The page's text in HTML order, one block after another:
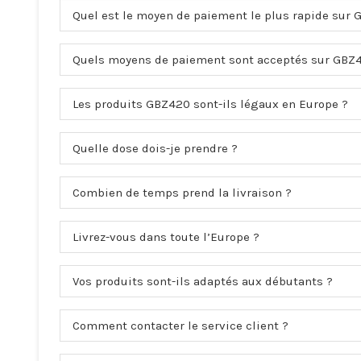
Quel est le moyen de paiement le plus rapide sur
Quels moyens de paiement sont acceptés sur
Les produits GBZ420 sont-ils légaux en Europe ?
Quelle dose dois-je prendre ?
Combien de temps prend la livraison ?
Livrez-vous dans toute l’Europe ?
Vos produits sont-ils adaptés aux débutants ?
Comment contacter le service client ?